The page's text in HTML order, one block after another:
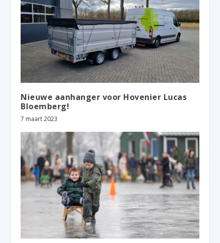
Nieuwe aanhanger voor Hovenier Lucas
Bloemberg!
7 maart 2023